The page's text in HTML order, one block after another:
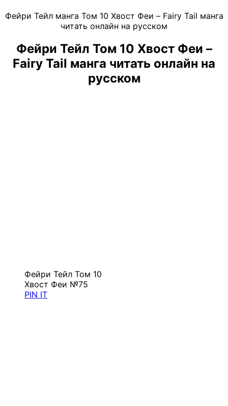
Фейри Тейл манга Том 10 Хвост Феи – Fairy Tail манга
читать онлайн на русском
Фейри Тейл Том 10 Хвост Феи –
Fairy Tail манга читать онлайн на
русском
Фейри Тейл Том 10
Хвост Феи №75
PIN IT